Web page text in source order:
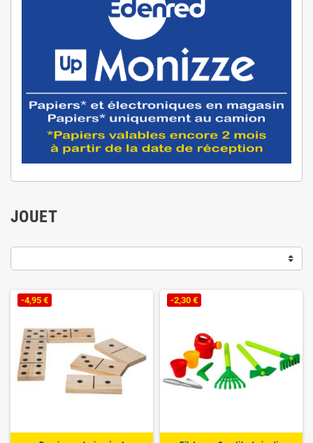
JOUET
-4,95 € -2,30 €